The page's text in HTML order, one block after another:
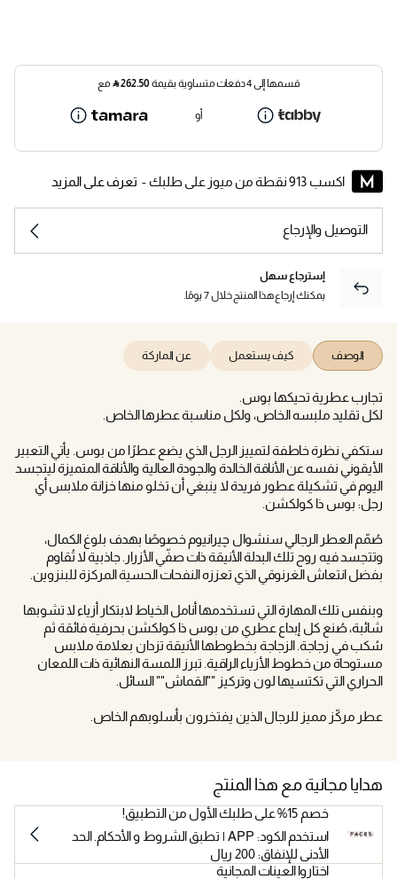
قسمها إلى 4 دفعات متساوية بقيمة 262.50
⃁ مع
أو
اكسب 913 نقطة من ميوز على طلبك - تعرف على المزيد
التوصيل والإرجاع
إسترجاع سهل
يمكنك إرجاع هذا المنتج خلال 7 يومًا.
الوصف كيف يستعمل عن الماركة
تجارب عطرية تحيكها بوس.
لكل تقليد ملبسه الخاص، ولكل مناسبة عطرها الخاص.
ستكفي نظرة خاطفة لتمييز الرجل الذي يضع عطرًا من بوس. يأتي التعبير
الأيقوني نفسه عن الأناقة الخالدة والجودة العالية والأناقة المتميزة ليتجسد
اليوم في تشكيلة عطور فريدة لا ينبغي أن تخلو منها خزانة ملابس أي
رجل: بوس ذا كولكشن.
صُمّم العطر الرجالي سنشوال چيرانيوم خصوصًا بهدف بلوغ الكمال،
وتتجسد فيه روح تلك البدلة الأنيقة ذات صفّي الأزرار. جاذبية لا تُقاوم
بفضل انتعاش الغرنوقي الذي تعززه النفحات الحسية المركزة للبنزوين.
وبنفس تلك المهارة التي تستخدمها أنامل الخياط لابتكار أزياء لا تشوبها
شائبة، صُنع كل إبداع عطري من بوس ذا كولكشن بحرفية فائقة ثم
سُكب في زجاجة. الزجاجة بخطوطها الأنيقة تزدان بعلامة ملابس
مستوحاة من خطوط الأزياء الراقية. تبرز اللمسة النهائية ذات اللمعان
الحراري التي تكتسيها لون وتركيز ""القماش"" السائل.
عطر مركّز مميز للرجال الذين يفتخرون بأسلوبهم الخاص.
هدايا مجانية مع هذا المنتج
خصم 15% على طلبك الأول من التطبيق!
استخدم الكود: APP | تطبق الشروط و الأحكام. الحد
الأدنى للإنفاق: 200 ريال
اختاروا العينات المجانية